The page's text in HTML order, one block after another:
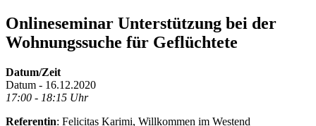
Onlineseminar Unterstützung bei der
Wohnungssuche für Geflüchtete
Datum/Zeit
Datum - 16.12.2020
17:00 - 18:15 Uhr
Referentin: Felicitas Karimi, Willkommen im Westend